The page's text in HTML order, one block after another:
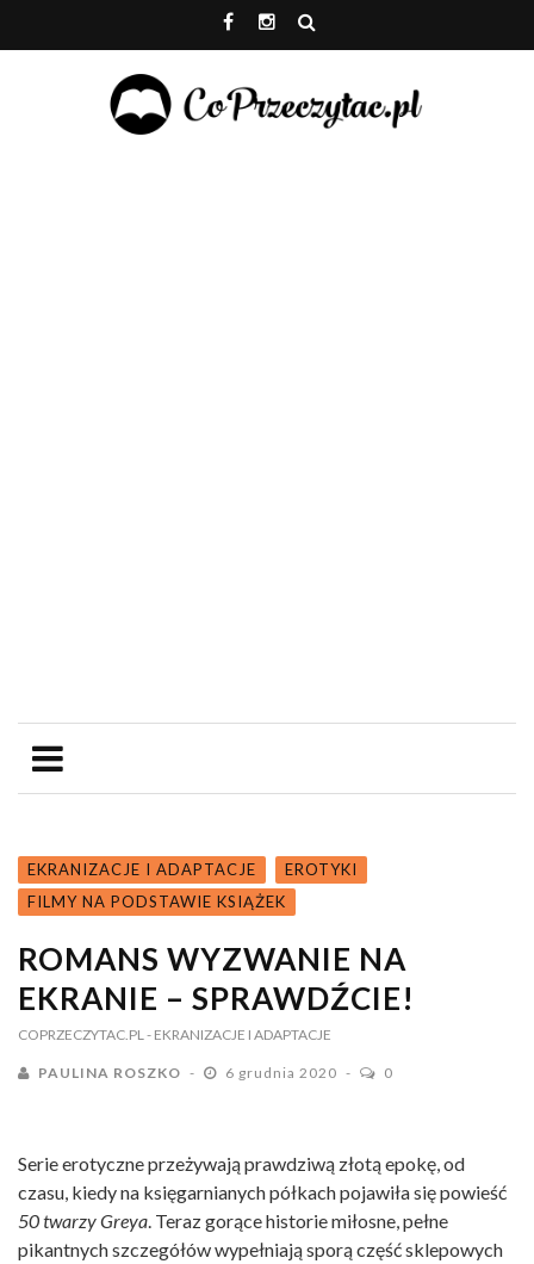
EKRANIZACJE I ADAPTACJE
EROTYKI
FILMY NA PODSTAWIE KSIĄŻEK
ROMANS WYZWANIE NA
EKRANIE – SPRAWDŹCIE!
COPRZECZYTAC.PL - EKRANIZACJE I ADAPTACJE
PAULINA ROSZKO 6 grudnia 2020 0
Serie erotyczne przeżywają prawdziwą złotą epokę, od
czasu, kiedy na księgarnianych półkach pojawiła się powieść
50 twarzy Greya. Teraz gorące historie miłosne, pełne
pikantnych szczegółów wypełniają sporą część sklepowych